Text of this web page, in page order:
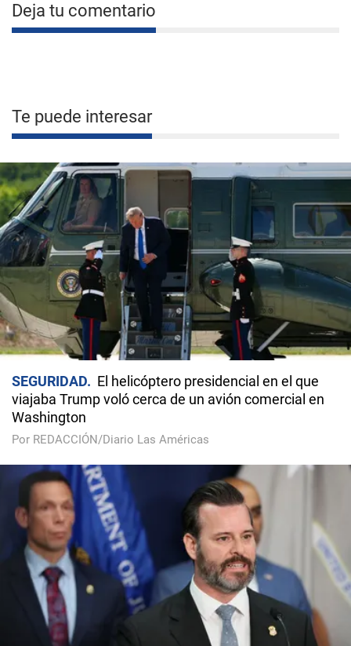
Deja tu comentario
Te puede interesar
SEGURIDAD
El helicóptero presidencial en el que
viajaba Trump voló cerca de un avión comercial en
Washington
Por REDACCIÓN/Diario Las Américas